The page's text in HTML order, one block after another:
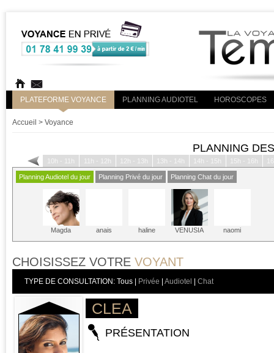
PLATEFORME VOYANCE PLANNING AUDIOTEL HOROSCOPES
Accueil > Voyance
PLANNING
09h - 10h 10h - 11h 11h - 12h 12h - 13h 13h - 14h 14h - 15h 15h - 16h
Planning Audiotel du jour Planning Privé du jour Planning Chat du jour
Magda anais haline VENUSIA naomi
CHOISISSEZ VOTRE VOYANT
TYPE DE CONSULTATION: Tous Privée Audiotel Chat
CLEA
PRÉSENTATION